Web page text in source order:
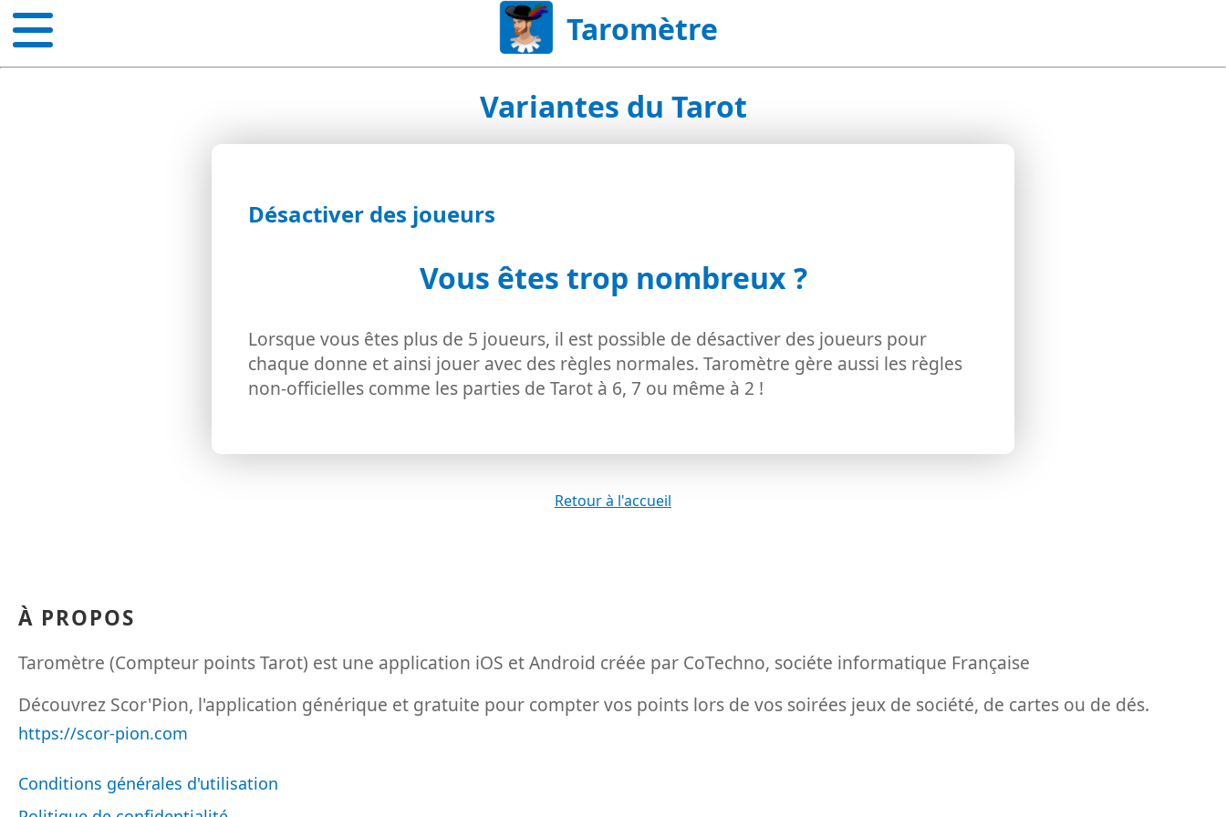
Taromètre
Variantes du Tarot
Désactiver des joueurs
Vous êtes trop nombreux ?
Lorsque vous êtes plus de 5 joueurs, il est possible de désactiver des joueurs pour
chaque donne et ainsi jouer avec des règles normales. Taromètre gère aussi les règles
non-officielles comme les parties de Tarot à 6, 7 ou même à 2 !
Retour à l'accueil
À PROPOS
Taromètre (Compteur points Tarot) est une application iOS et Android créée par CoTechno, sociéte informatique Française
Découvrez Scor'Pion, l'application générique et gratuite pour compter vos points lors de vos soirées jeux de société, de cartes ou de dés.
https://scor-pion.com
Conditions générales d'utilisation